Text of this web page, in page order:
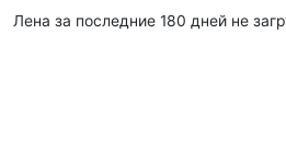
Лена за последние 180 дней не